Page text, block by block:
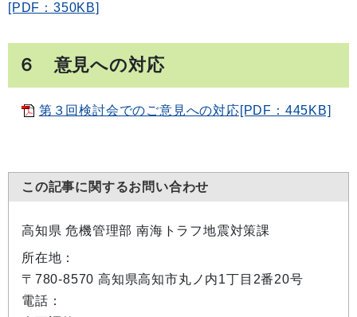
[PDF：350KB]
６ 意見への対応
第３回検討会でのご意見への対応[PDF：445KB]
この記事に関するお問い合わせ
高知県 危機管理部 南海トラフ地震対策課
所在地：
〒780-8570 高知県高知市丸ノ内1丁目2番20号
電話：